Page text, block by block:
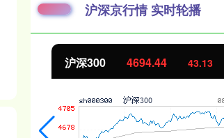
沪深京行情 实时轮播
北证50 1134.24 11.37